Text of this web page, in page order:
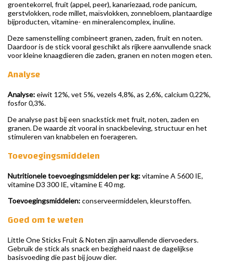
groentekorrel, fruit (appel, peer), kanariezaad, rode panicum,
gerstvlokken, rode millet, maïsvlokken, zonnebloem, plantaardige
bijproducten, vitamine- en mineralencomplex, inuline.
Deze samenstelling combineert granen, zaden, fruit en noten.
Daardoor is de stick vooral geschikt als rijkere aanvullende snack
voor kleine knaagdieren die zaden, granen en noten mogen eten.
Analyse
Analyse:eiwit 12%, vet 5%, vezels 4,8%, as 2,6%, calcium 0,22%,
fosfor 0,3%.
De analyse past bij een snackstick met fruit, noten, zaden en
granen. De waarde zit vooral in snackbeleving, structuur en het
stimuleren van knabbelen en foerageren.
Toevoegingsmiddelen
Nutritionele toevoegingsmiddelen per kg:vitamine A 5600 IE,
vitamine D3 300 IE, vitamine E 40 mg.
Toevoegingsmiddelen:conserveermiddelen, kleurstoffen.
Goed om te weten
Little One Sticks Fruit & Noten zijn aanvullende diervoeders.
Gebruik de stick als snack en bezigheid naast de dagelijkse
basisvoeding die past bij jouw dier.